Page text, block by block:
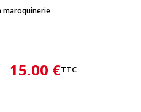
maroquinerie
15,00 €TTC